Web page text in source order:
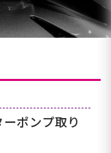
ポンプ取り